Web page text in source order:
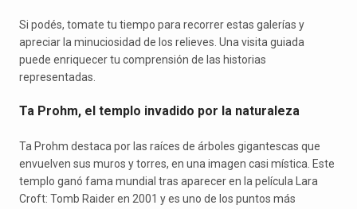
Si podés, tomate tu tiempo para recorrer estas galerías y
apreciar la minuciosidad de los relieves. Una visita guiada
puede enriquecer tu comprensión de las historias
representadas.
Ta Prohm, el templo invadido por la naturaleza
Ta Prohm destaca por las raíces de árboles gigantescas que
envuelven sus muros y torres, en una imagen casi mística. Este
templo ganó fama mundial tras aparecer en la película Lara
Croft: Tomb Raider en 2001 y es uno de los puntos más